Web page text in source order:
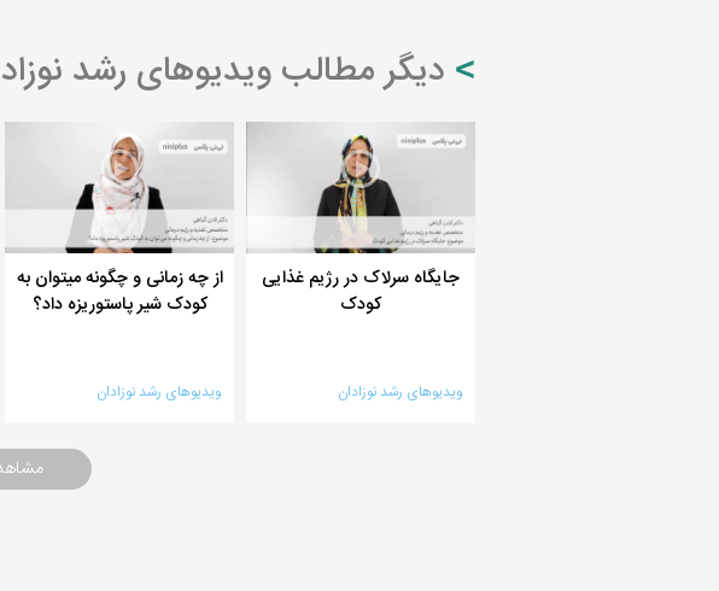
دیگر مطالب ویدیوهای رشد
جایگاه سرلاک در رژیم غذایی
کودک
ویدیوهای رشد نوزادان
از چه زمانی و چگونه میتوان به
کودک شیر پاستوریزه داد؟
ویدیوهای رشد نوزادان